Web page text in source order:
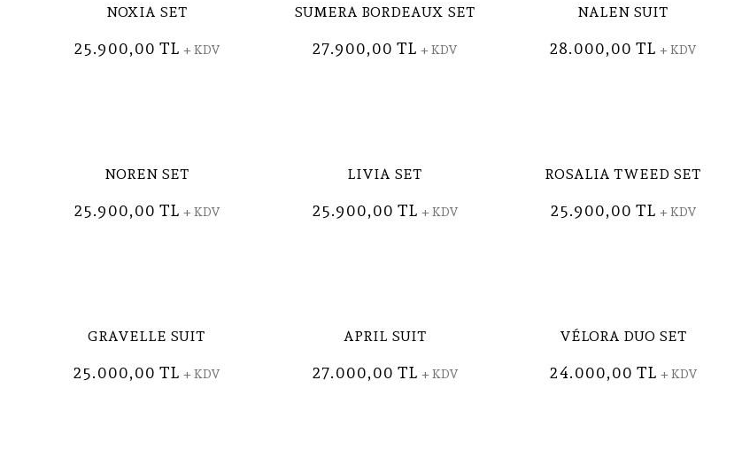
NOXIA SET
25.900,00 TL + KDV
SUMERA BORDEAUX SET
27.900,00 TL + KDV
NALEN SUIT
28.000,00 TL + KDV
NOREN SET
25.900,00 TL + KDV
LIVIA SET
25.900,00 TL + KDV
ROSALIA TWEED SET
25.900,00 TL + KDV
GRAVELLE SUIT
25.000,00 TL + KDV
APRIL SUIT
27.000,00 TL + KDV
VÉLORA DUO SET
24.000,00 TL + KDV